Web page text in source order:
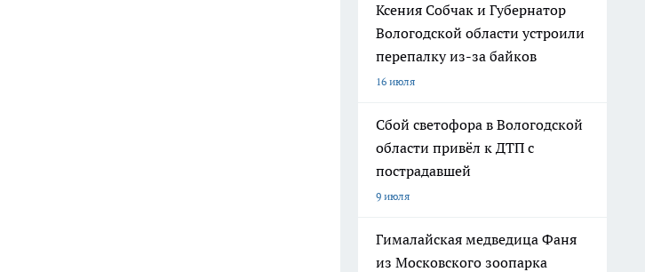
Ксения Собчак и Губернатор
Вологодской области устроили
перепалку из-за байков
16 июля
Сбой светофора в Вологодской
области привёл к ДТП с
пострадавшей
9 июля
Гималайская медведица Фаня
из Московского зоопарка